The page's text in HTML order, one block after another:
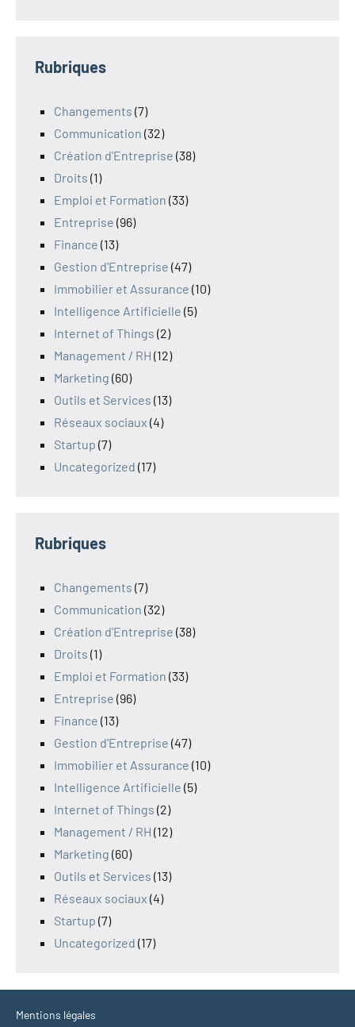
Rubriques
Changements (7)
Communication (32)
Création d'Entreprise (38)
Droits (1)
Emploi et Formation (33)
Entreprise (96)
Finance (13)
Gestion d'Entreprise (47)
Immobilier et Assurance (10)
Intelligence Artificielle (5)
Internet of Things (2)
Management / RH (12)
Marketing (60)
Outils et Services (13)
Réseaux sociaux (4)
Startup (7)
Uncategorized (17)
Rubriques
Changements (7)
Communication (32)
Création d'Entreprise (38)
Droits (1)
Emploi et Formation (33)
Entreprise (96)
Finance (13)
Gestion d'Entreprise (47)
Immobilier et Assurance (10)
Intelligence Artificielle (5)
Internet of Things (2)
Management / RH (12)
Marketing (60)
Outils et Services (13)
Réseaux sociaux (4)
Startup (7)
Uncategorized (17)
Mentions légales